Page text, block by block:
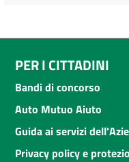
PER I CITTADINI
Bandi di concorso
Auto Mutuo Aiuto
Guida ai servizi
Privacy policy e